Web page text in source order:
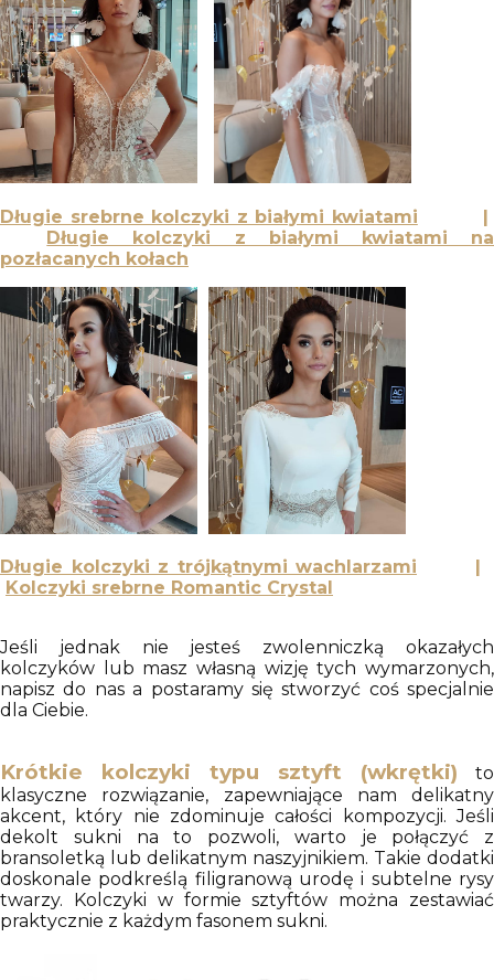
Długie srebrne kolczyki z białymi kwiatami
|
Długie kolczyki z białymi kwiatami na
pozłacanych kołach
Długie kolczyki z trójkątnymi wachlarzami
|
Kolczyki srebrne Romantic Crystal
Jeśli jednak nie jesteś zwolenniczką okazałych
kolczyków lub masz własną wizję tych wymarzonych,
napisz do nas a postaramy się stworzyć coś specjalnie
dla Ciebie.
Krótkie kolczyki typu sztyft (wkrętki) to
klasyczne rozwiązanie, zapewniające nam delikatny
akcent, który nie zdominuje całości kompozycji. Jeśli
dekolt sukni na to pozwoli, warto je połączyć z
bransoletką lub delikatnym naszyjnikiem. Takie dodatki
doskonale podkreślą filigranową urodę i subtelne rysy
twarzy. Kolczyki w formie sztyftów można zestawiać
praktycznie z każdym fasonem sukni.